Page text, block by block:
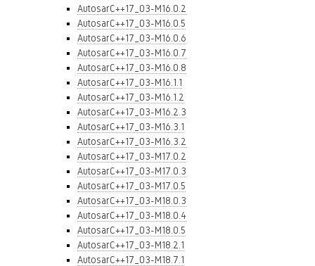
AutosarC++17_03-M16.0.2
AutosarC++17_03-M16.0.5
AutosarC++17_03-M16.0.6
AutosarC++17_03-M16.0.7
AutosarC++17_03-M16.0.8
AutosarC++17_03-M16.1.1
AutosarC++17_03-M16.1.2
AutosarC++17_03-M16.2.3
AutosarC++17_03-M16.3.1
AutosarC++17_03-M16.3.2
AutosarC++17_03-M17.0.2
AutosarC++17_03-M17.0.3
AutosarC++17_03-M17.0.5
AutosarC++17_03-M18.0.3
AutosarC++17_03-M18.0.4
AutosarC++17_03-M18.0.5
AutosarC++17_03-M18.2.1
AutosarC++17_03-M18.7.1